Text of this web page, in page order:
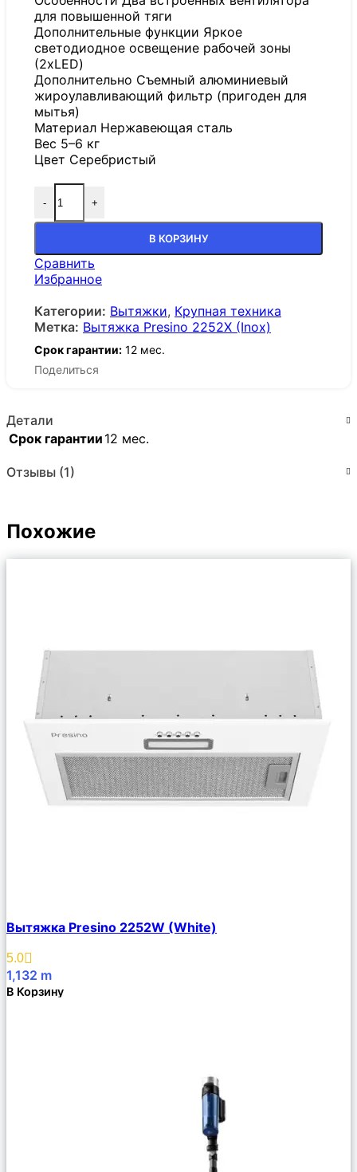
для повышенной тяги
Дополнительные функции Яркое
светодиодное освещение рабочей зоны
(2хLED)
Дополнительно Съемный алюминиевый
жироулавливающий фильтр (пригоден для
мытья)
Материал Нержавеющая сталь
Вес 5–6 кг
Цвет Серебристый
- +
В КОРЗИНУ
Сравнить
Избранное
Категории: Вытяжки, Крупная техника
Метка: Вытяжка Presino 2252X (Inox)
Срок гарантии: 12 мес.
Поделиться
Детали
Срок гарантии 12 мес.
Отзывы (1)
Похожие
Описание
Избранное
Вытяжка Presino 2252W (White)
5.0
1,132 m
В Корзину